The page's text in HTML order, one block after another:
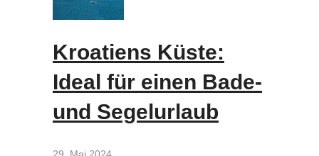
Kroatiens Küste:
Ideal für einen Bade-
und Segelurlaub
29. Mai 2024